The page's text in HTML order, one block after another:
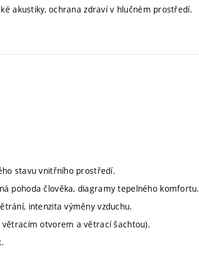
akustiky, ochrana zdraví v hlučném prostředí.
stavu vnitřního prostředí.
pohoda člověka, diagramy tepelného komfortu.
intenzita výměny vzduchu.
otvorem a větrací šachtou).